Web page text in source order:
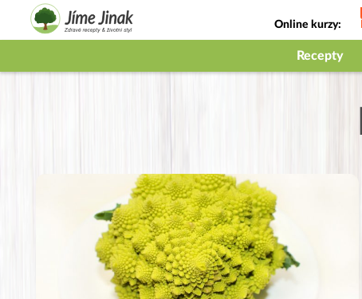
Online kurzy:
Jak na babičky
Recepty